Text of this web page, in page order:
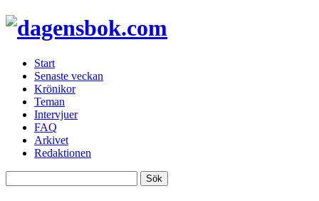
Start
Senaste veckan
Krönikor
Teman
Intervjuer
FAQ
Arkivet
Redaktionen